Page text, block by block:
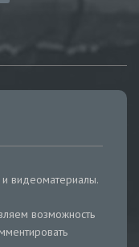
и видеоматериалы.
возможность